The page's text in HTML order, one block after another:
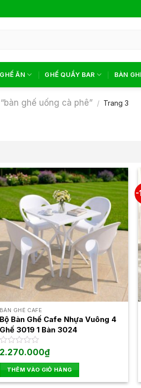
ĂN GHẾ QUẦY BAR BÀN
ghế uống cà phê” / Trang 3
BÀN GHẾ CAFE
Bộ Bàn Ghế Cafe Nhựa Vuông 4
Ghế 3019 1 Bàn 3024
Được
hạng
0
2.270.000₫
THÊM VÀO GIỎ HÀNG
-